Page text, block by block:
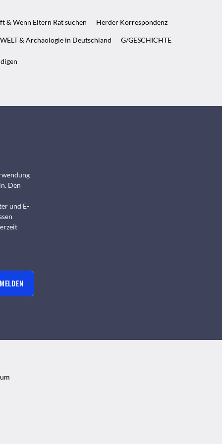
& Wenn Eltern Rat suchen Herder Korrespondenz
& Archäologie in Deutschland G/GESCHICHTE
Den
und E-